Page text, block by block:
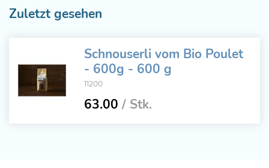
Zuletzt gesehen
Schnouserli vom Bio Poulet
- 600g - 600 g
11200
63.00 / Stk.